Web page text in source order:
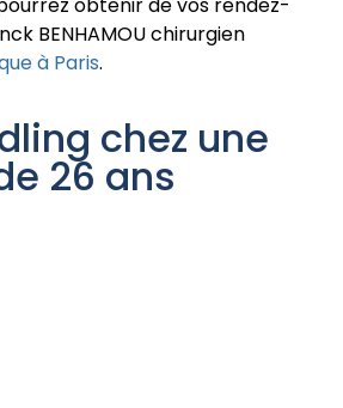
obtenir de vos rendez-
BENHAMOU chirurgien
à Paris.
chez une
26 ans